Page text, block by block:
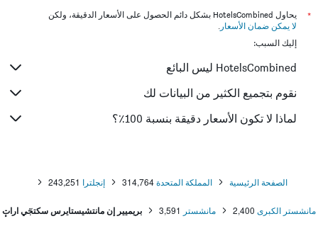
*
يحاول HotelsCombined بشكل دائم الحصول على الأسعار الدقيقة، ولكن
لا يمكن ضمان الأسعار .
إليك السبب:
HotelsCombined ليس البائع
نقوم بتجميع الكثير من البيانات لك
لماذا لا تكون الأسعار دقيقة بنسبة 100٪؟
الصفحة الرئيسية المملكة المتحدة 314,764 إنجلترا 243,251
مانشستر الكبرى 2,400 مانشستر 3,591 بريميير إن مانتشيستايرس سكتجٓي اراتٕ